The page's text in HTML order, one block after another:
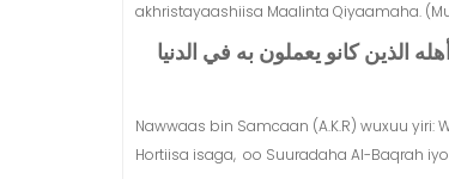
akhristayaashiisa Maalinta Qiyaamaha.
كانو يعملون به في الدنيا
Nawwaas bin Samcaan (A.K.R) wuxuu
Hortiisa isaga, oo Suuradaha Al-Baqrah